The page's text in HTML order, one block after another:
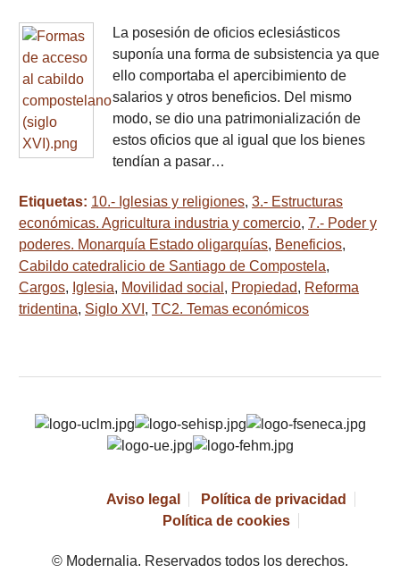
La posesión de oficios eclesiásticos
suponía una forma de subsistencia ya que
ello comportaba el apercibimiento de
salarios y otros beneficios. Del mismo
modo, se dio una patrimonialización de
estos oficios que al igual que los bienes
tendían a pasar…
Etiquetas: 10.- Iglesias y religiones, 3.- Estructuras
económicas. Agricultura industria y comercio, 7.- Poder y
poderes. Monarquía Estado oligarquías, Beneficios,
Cabildo catedralicio de Santiago de Compostela,
Cargos, Iglesia, Movilidad social , Propiedad, Reforma
tridentina, Siglo XVI , TC2. Temas económicos
Aviso legal
Política de privacidad
Política de cookies
© Modernalia. Reservados todos los derechos.